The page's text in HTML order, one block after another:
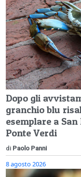
Dopo gli
granchio blu
esemplare a
Ponte Verdi
di Paolo Panni
8 agosto 2026